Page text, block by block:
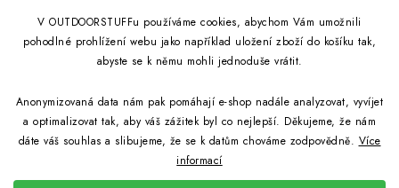
V OUTDOORSTUFFu používáme cookies, abychom Vám umožnili
pohodlné prohlížení webu jako například uložení zboží do košíku tak,
abyste se k němu mohli jednoduše vrátit.
Anonymizovaná data nám pak pomáhají e-shop nadále analyzovat, vyvíjet
a optimalizovat tak, aby váš zážitek byl co nejlepší. Děkujeme, že nám
dáte váš souhlas a slibujeme, že se k datům chováme zodpovědně. Více
informací
Informace pro vás
Věrnostní program
Reklamace
Citronela a její účinky
Outdoor poradna
Udržitelně a s přírodou